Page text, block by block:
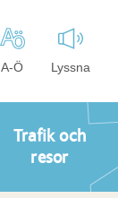
A-Ö Lyssna
Trafik och
resor